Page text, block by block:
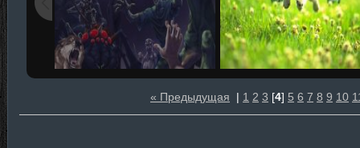
« Предыдущая | 1 2 3 [4] 5 6 7 8 9 10